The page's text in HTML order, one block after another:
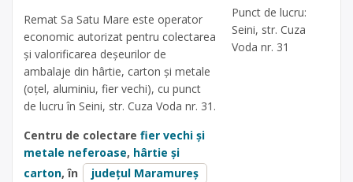
Remat Sa Satu Mare este operator
economic autorizat pentru colectarea
și valorificarea deșeurilor de
ambalaje din hârtie, carton și metale
(oțel, aluminiu, fier vechi), cu punct
de lucru în Seini, str. Cuza Voda nr. 31.
Centru de colectare fier vechi și
metale neferoase, hârtie și
carton, în
județul Maramureș
Punct de lucru:
Seini, str. Cuza
Voda nr. 31